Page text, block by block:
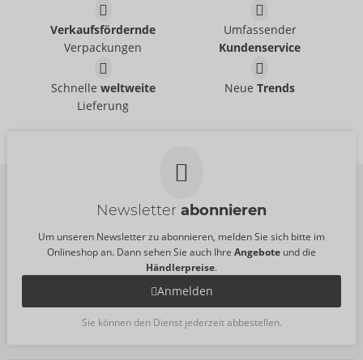
Humbler
- ORION Brand
Paddel aus Leder
- ORION Brand
Ohne Verkaufsverpackung
20406201000
44,95 €
Brustharness aus
Brustharness aus
Verkaufsfördernde
Verpackungen
Umfassender
Kundenservice
Schnelle weltweite
Lieferung
NeueTrends
Newsletter abonnieren
Um unseren Newsletter zu abonnieren, melden Sie sich bitte im
Onlineshop an. Dann sehen Sie auch Ihre Angebote und die
Händlerpreise.
Anmelden
Sie können den Dienst jederzeit abbestellen.